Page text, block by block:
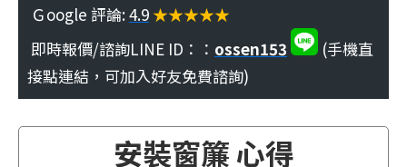
Ｇoogle 評論:4.9 ★★★★★
即時報價/諮詢LINE ID：： ossen153
(手機直
接點連結，可加入好友免費諮詢)
安裝窗簾 心得